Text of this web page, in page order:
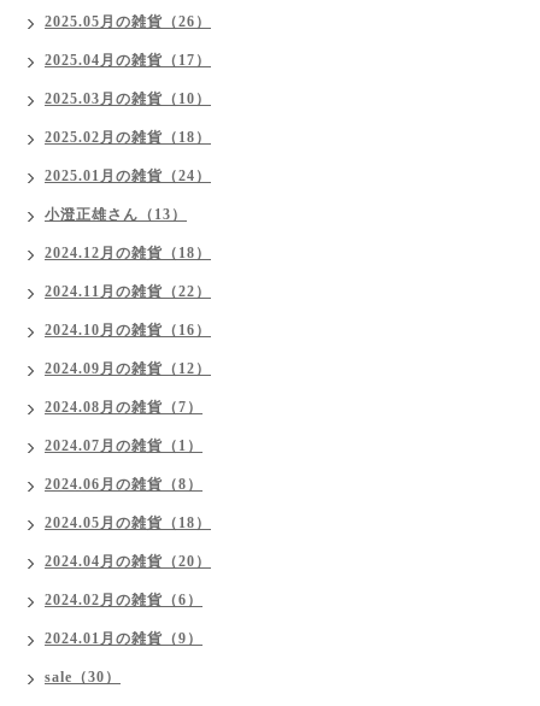
2025.05月の雑貨（26）
2025.04月の雑貨（17）
2025.03月の雑貨（10）
2025.02月の雑貨（18）
2025.01月の雑貨（24）
小澄正雄さん（13）
2024.12月の雑貨（18）
2024.11月の雑貨（22）
2024.10月の雑貨（16）
2024.09月の雑貨（12）
2024.08月の雑貨（7）
2024.07月の雑貨（1）
2024.06月の雑貨（8）
2024.05月の雑貨（18）
2024.04月の雑貨（20）
2024.02月の雑貨（6）
2024.01月の雑貨（9）
sale（30）